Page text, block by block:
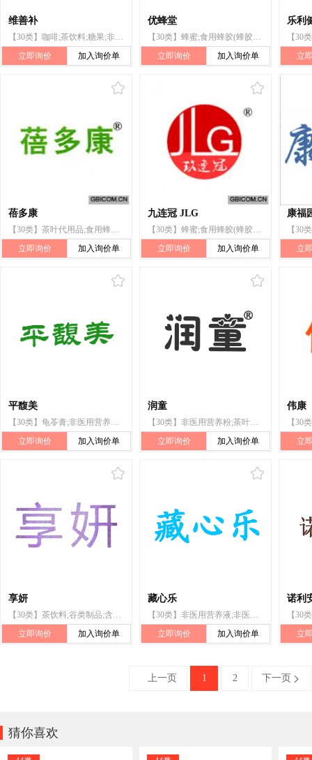
维善补
【30类】咖啡;茶饮料;糖果;非医用营养液;非医用蜂王浆;非医用营养胶囊;糕点;以谷物为主的零食小吃;含淀粉食物;非医用营养粉
立即询价
加入询价单
优蜂堂
【30类】蜂蜜;食用蜂胶(蜂胶);非医用蜂王浆;花粉健身膏;非医用营养粉;非医用营养胶囊;非医用营养液;茶叶代用品;茶饮料
立即询价
加入询价单
乐利
立
蓓多康
【30类】茶叶代用品;食用蜂胶(蜂胶);非医用蜂王浆;食用王浆(非医用);花粉健身膏;螺旋藻(非医用营养品);非医用营养膏;非医用营养粉;非医用营养胶囊;非医用营养液
立即询价
加入询价单
九连冠 JLG
【30类】蜂蜜;食用蜂胶(蜂胶);食用蜂胶(蜜蜂胶);非医用蜂王浆;食用王浆(非医用);螺旋藻(非医用营养品);非医用营养液;非医用营养膏;非医用营养粉;非医用营养胶囊
立即询价
加入询价单
康福
立
平馥美
【30类】龟苓膏;非医用营养液;非医用营养膏;非医用营养粉;非医用营养胶囊;食用蜂胶(蜂胶);非医用蜂王浆;螺旋藻(非医用营养品);苓贝梨膏;桂元膏
立即询价
加入询价单
润童
【30类】非医用营养粉;茶叶代用品;非医用营养膏;非医用营养液;黄色糖浆;非医用营养胶囊;非医用蜂王浆;食用王浆(非医用);糖果;茶
立即询价
加入询价单
伟康
立
享妍
【30类】茶饮料;谷类制品;含淀粉食品;非医用营养膏;非医用营养液;非医用营养粉;食用蜂胶(蜂胶);非医用营养胶囊;非医用蜂王浆;非医用营养片
立即询价
加入询价单
藏心乐
【30类】非医用营养液;非医用营养膏;非医用营养粉;非医用营养胶囊;食用王浆(非医用);非医用蜂王浆;螺旋藻(非医用营养品);茶叶代用品;花粉健身膏;蜂蜜
立即询价
加入询价单
诺利
立
上一页 1 2 下一页 
猜你喜欢